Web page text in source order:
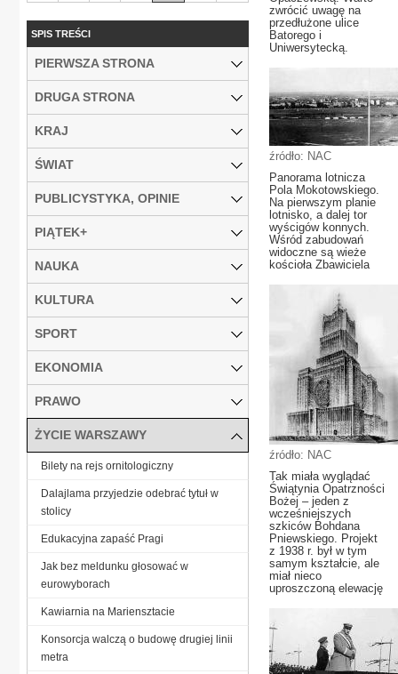
zwrócić uwagę na
przedłużone ulice
Batorego i
Uniwersytecką.
źródło: NAC
Panorama lotnicza
Pola Mokotowskiego.
Na pierwszym planie
lotnisko, a dalej tor
wyścigów konnych.
Wśród zabudowań
widoczne są wieże
kościoła Zbawiciela
źródło: NAC
Tak miała wyglądać
Świątynia Opatrzności
Bożej – jeden z
wcześniejszych
szkiców Bohdana
Pniewskiego. Projekt
z 1938 r. był w tym
samym kształcie, ale
miał nieco
uproszczoną elewację
SPIS TREŚCI
PIERWSZA STRONA
DRUGA STRONA
KRAJ
ŚWIAT
PUBLICYSTYKA, OPINIE
PIĄTEK+
NAUKA
KULTURA
SPORT
EKONOMIA
PRAWO
ŻYCIE WARSZAWY
Bilety na rejs ornitologiczny
Dalajlama przyjedzie odebrać tytuł w
stolicy
Edukacyjna zapaść Pragi
Jak bez meldunku głosować w
eurowyborach
Kawiarnia na Mariensztacie
Konsorcja walczą o budowę drugiej linii
metra